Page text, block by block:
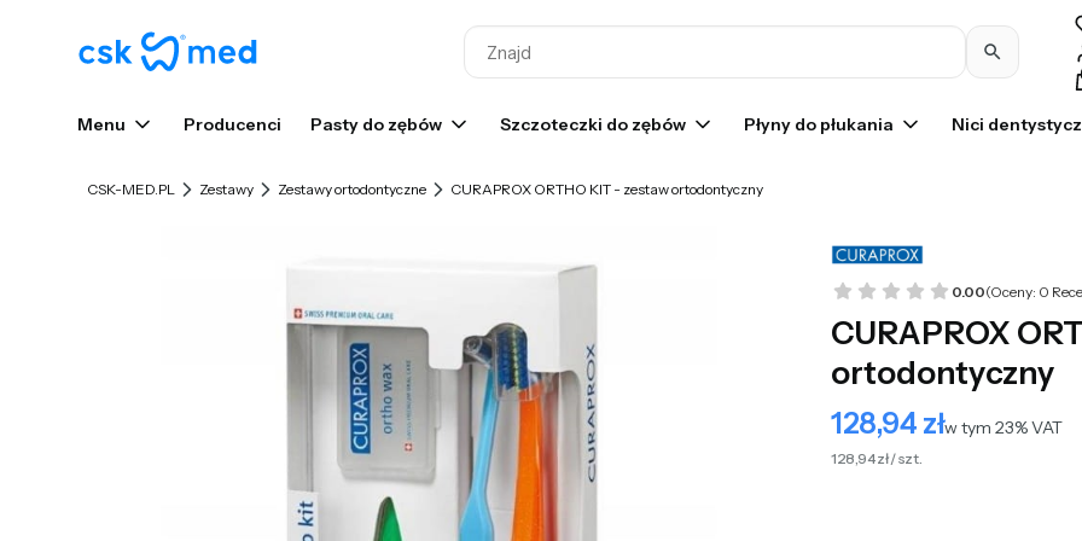
Menu Producenci Pasty do zębów Szczoteczki do zębów Płyny do płukania Nici
CSK-MED.PL Zestawy Zestawy ortodontyczne CURAPROX ORTHO KIT - zestaw ortodontyczny
0.00(Oceny: 0
CURAPROX
ortodontyczny
Cena
128,94 złw tym 23% VAT
w tym23%VAT
128,94 zł / szt.